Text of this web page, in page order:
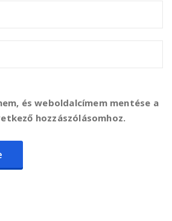
és weboldalcímem mentése a
hozzászólásomhoz.